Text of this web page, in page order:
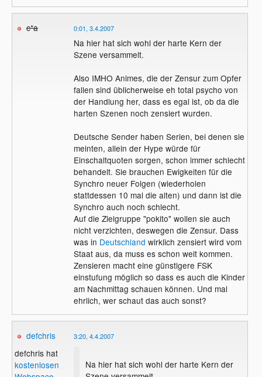
c*a 0:01, 3.4.2007
Na hier hat sich wohl der harte Kern der
Szene versammelt.
Also IMHO Animes, die der Zensur zum Opfer
fallen sind üblicherweise eh total psycho von
der Handlung her, dass es egal ist, ob da die
harten Szenen noch zensiert wurden.
Deutsche Sender haben Serien, bei denen sie
meinten, allein der Hype würde für
Einschaltquoten sorgen, schon immer schlecht
behandelt. Sie brauchen Ewigkeiten für die
Synchro neuer Folgen (wiederholen
stattdessen 10 mal die alten) und dann ist die
Synchro auch noch schlecht.
Auf die Zielgruppe "pokito" wollen sie auch
nicht verzichten, deswegen die Zensur. Dass
was in Deutschland wirklich zensiert wird vom
Staat aus, da muss es schon weit kommen.
Zensieren macht eine günstigere FSK
einstufung möglich so dass es auch die Kinder
am Nachmittag schauen können. Und mal
ehrlich, wer schaut das auch sonst?
defchris
defchris hat
kostenlosen
3:20, 4.4.2007
Na hier hat sich wohl der harte Kern der